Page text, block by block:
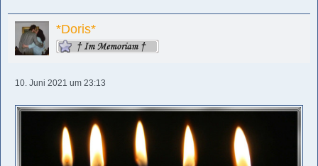
*Doris*
10. Juni 2021 um 23:13